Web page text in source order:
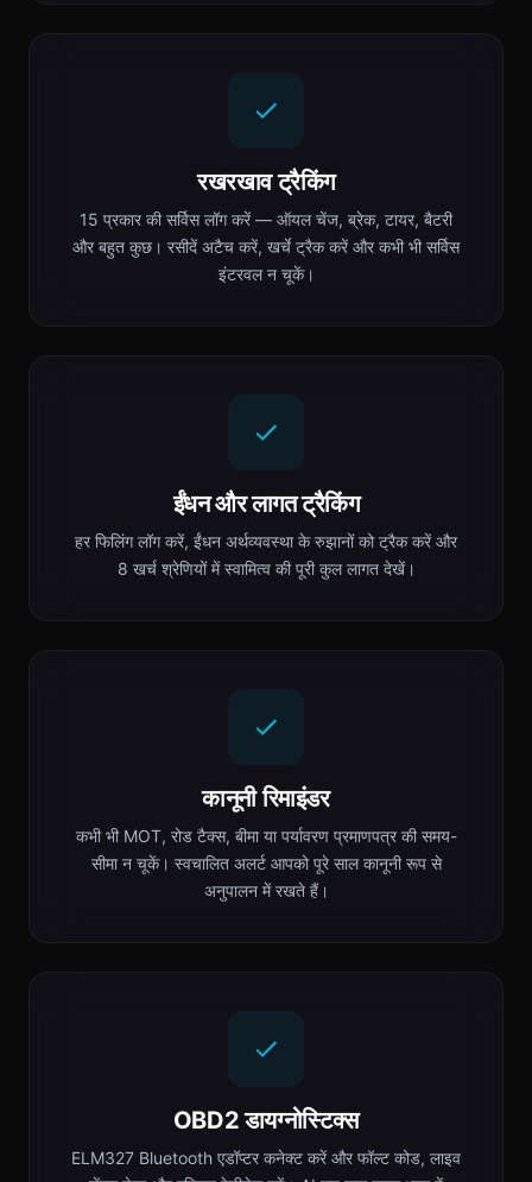
रखरखाव ट्रैकिंग
15 प्रकार की सर्विस लॉग करें — ऑयल चेंज, ब्रेक, टायर, बैटरी
और बहुत कुछ। रसीदें अटैच करें, खर्चे ट्रैक करें और कभी भी सर्विस
इंटरवल न चूकें।
ईंधन और लागत ट्रैकिंग
हर फिलिंग लॉग करें, ईंधन अर्थव्यवस्था के रुझानों को ट्रैक करें और
8 खर्च श्रेणियों में स्वामित्व की पूरी कुल लागत देखें।
कानूनी रिमाइंडर
कभी भी MOT, रोड टैक्स, बीमा या पर्यावरण प्रमाणपत्र की समय-
सीमा न चूकें। स्वचालित अलर्ट आपको पूरे साल कानूनी रूप से
अनुपालन में रखते हैं।
OBD2 डायग्नोस्टिक्स
ELM327 Bluetooth एडॉप्टर कनेक्ट करें और फॉल्ट कोड, लाइव